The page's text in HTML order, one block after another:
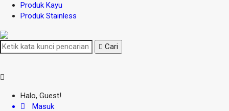
Produk Kayu
Produk Stainless
Cari
Halo, Guest!
Masuk